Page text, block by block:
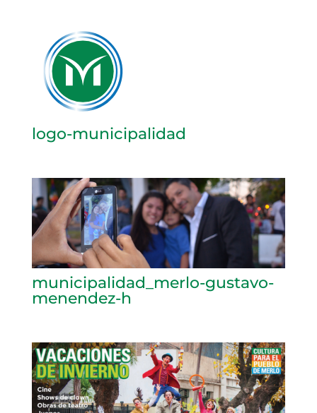
logo-municipalidad
municipalidad_merlo-gustavo-
menendez-h